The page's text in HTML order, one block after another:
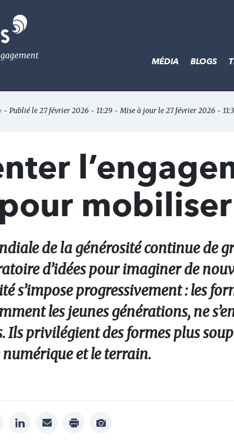
MÉDIA BLOGS
- Publié le 27 février 2026 - 11:29 - Mise à jour le 27 février 2026 -
de la générosité continue de
d’idées pour imaginer de
s’impose progressivement : les
les jeunes générations, ne
Ils privilégient des formes plus
et le terrain.
linkedinmail print
Afficher